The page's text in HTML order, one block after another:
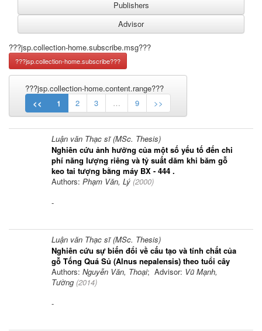
???jsp.collection-home.subscribe.msg???
???jsp.collection-home.content.range???
<<
1 2 3 … 9 >>
Luận văn Thạc sĩ (MSc. Thesis)
Nghiên cứu ảnh hưởng của một số yếu tố đến chi
phí năng lượng riêng và tỷ suất dăm khi băm gỗ
keo tai tượng bằng máy BX - 444 .
Authors: Phạm Văn, Lý (2000)
-
Luận văn Thạc sĩ (MSc. Thesis)
Nghiên cứu sự biến đổi về cấu tạo và tính chất của
gỗ Tống Quá Sủ (Alnus nepalensis) theo tuổi cây
Authors: Nguyễn Văn, Thoại; Advisor: Vũ Mạnh,
Tường (2014)
-